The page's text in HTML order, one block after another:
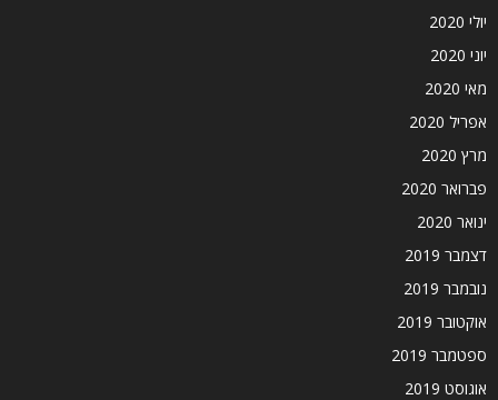
יולי 2020
יוני 2020
מאי 2020
אפריל 2020
מרץ 2020
פברואר 2020
ינואר 2020
דצמבר 2019
נובמבר 2019
אוקטובר 2019
ספטמבר 2019
אוגוסט 2019